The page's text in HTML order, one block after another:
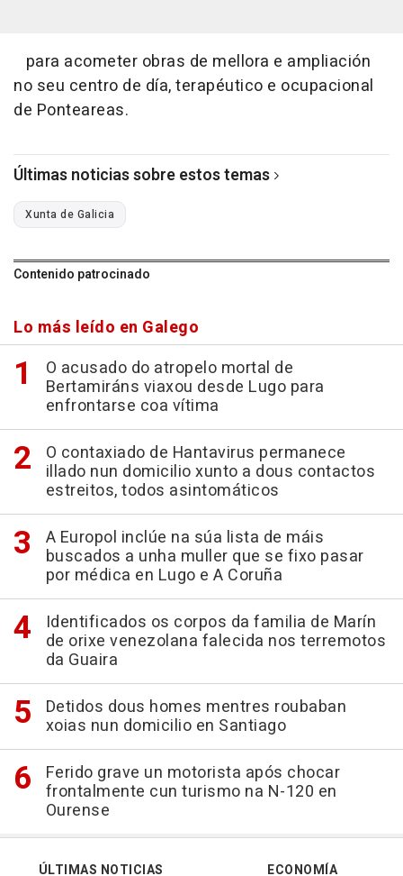
para acometer obras de mellora e ampliación
no seu centro de día, terapéutico e ocupacional
de Ponteareas.
Últimas noticias sobre estos temas
Xunta de Galicia
Contenido patrocinado
Lo más leído en Galego
O acusado do atropelo mortal de
Bertamiráns viaxou desde Lugo para
enfrontarse coa vítima
O contaxiado de Hantavirus permanece
illado nun domicilio xunto a dous contactos
estreitos, todos asintomáticos
A Europol inclúe na súa lista de máis
buscados a unha muller que se fixo pasar
por médica en Lugo e A Coruña
Identificados os corpos da familia de Marín
de orixe venezolana falecida nos terremotos
da Guaira
Detidos dous homes mentres roubaban
xoias nun domicilio en Santiago
Ferido grave un motorista após chocar
frontalmente cun turismo na N-120 en
Ourense
ÚLTIMAS NOTICIAS
ECONOMÍA